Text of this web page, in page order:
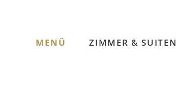
MENÜ ZIMMER & SUITEN